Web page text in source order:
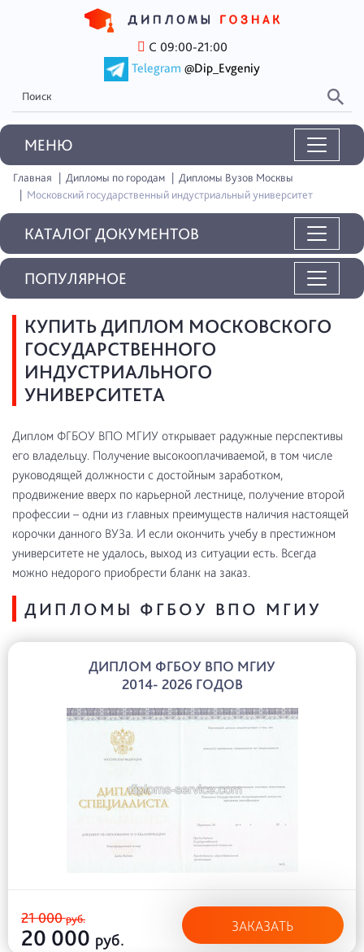
С 09:00-21:00
Telegram @Dip_Evgeniy
MEНЮ
Главная Дипломы по городам
Дипломы Вузов Москвы
Московский государственный индустриальный университет
КАТАЛОГ ДОКУМЕНТОВ
КУПИТЬ ДИПЛОМ МОСКОВСКОГО
ГОСУДАРСТВЕННОГО
ИНДУСТРИАЛЬНОГО
УНИВЕРСИТЕТА
Диплом ФГБОУ ВПО МГИУ открывает радужные перспективы
его владельцу. Получение высокооплачиваемой, в том числе
руководящей должности с достойным заработком,
продвижение вверх по карьерной лестнице, получение второй
профессии – одни из главных преимуществ наличия настоящей
корочки данного ВУЗа. И если окончить учебу в престижном
университете не удалось, выход из ситуации есть. Всегда
можно недорого приобрести бланк на заказ.
ДИПЛОМЫ ФГБОУ ВПО МГИУ
ДИПЛОМ ФГБОУ ВПО МГИУ
2014- 2026 ГОДОВ
21 000руб.
20 000 руб.
ЗАКАЗАТЬ
ПОПУЛЯРНОЕ